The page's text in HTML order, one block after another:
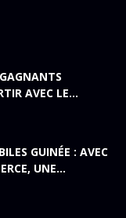
AVEC LE...
GUINÉE : AVEC
UNE...